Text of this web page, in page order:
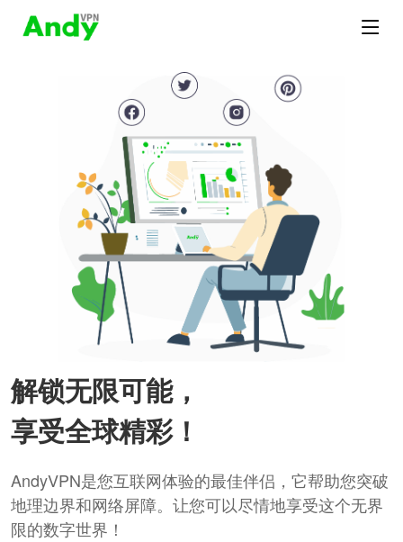
解锁无限可能，
享受全球精彩！
AndyVPN是您互联网体验的最佳伴侣，它帮助您突破
地理边界和网络屏障。让您可以尽情地享受这个无界
限的数字世界！